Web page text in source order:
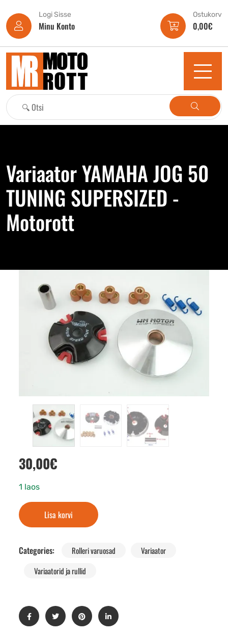
Logi Sisse
Minu Konto
Ostukorv
0,00€
Variaator YAMAHA JOG 50
TUNING SUPERSIZED -
Motorott
30,00€
1 laos
Lisa korvi
Categories: Rolleri varuosad
Variaator
Variaatorid ja rullid